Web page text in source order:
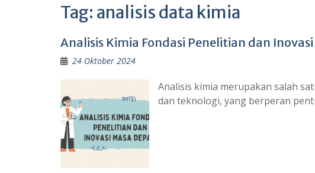
Tag: analisis data kimia
Analisis Kimia Fondasi Penelitian dan
24 Oktober 2024
Analisis kimia merupakan salah
dan teknologi, yang berperan